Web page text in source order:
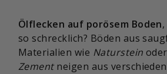
Ölflecken auf porösem Boden
so schrecklich? Böden aus
Materialien wie Naturstein oder
Zementneigen aus